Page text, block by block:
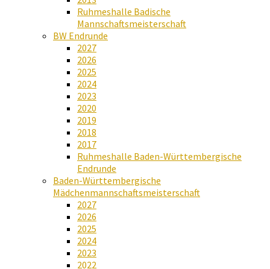
Ruhmeshalle Badische
Mannschaftsmeisterschaft
BW Endrunde
2027
2026
2025
2024
2023
2020
2019
2018
2017
Ruhmeshalle Baden-Württembergische
Endrunde
Baden-Württembergische
Mädchenmannschaftsmeisterschaft
2027
2026
2025
2024
2023
2022